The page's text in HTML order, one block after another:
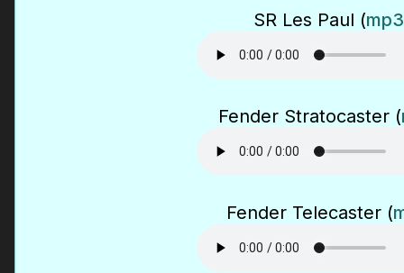
SR Les Paul (mp3
Fender Stratocaster (
Fender Telecaster (